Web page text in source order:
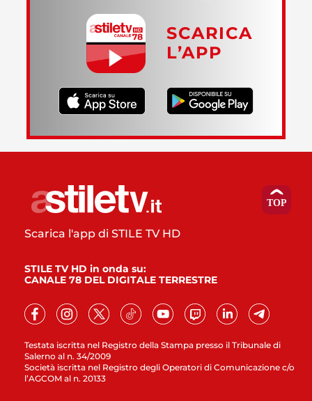
SCARICA
L’APP
Testata iscritta nel Registro della Stampa presso il Tribunale di
Salerno al n. 34/2009
Società iscritta nel Registro degli Operatori di Comunicazione c/o
l’AGCOM al n. 20133
Scarica l'app di STILE TV HD
STILE TV HD in onda su:
CANALE 78 DEL DIGITALE TERRESTRE